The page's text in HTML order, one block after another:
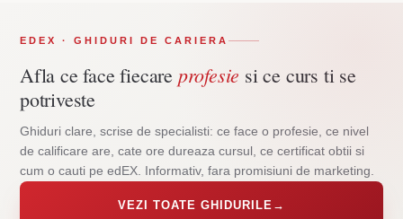
EDEX · GHIDURI DE CARIERA
Afla ce face fiecare profesie si ce curs ti se
potriveste
Ghiduri clare, scrise de specialisti: ce face o profesie, ce nivel
de calificare are, cate ore dureaza cursul, ce certificat obtii si
cum o cauti pe edEX. Informativ, fara promisiuni de marketing.
VEZI TOATE GHIDURILE →